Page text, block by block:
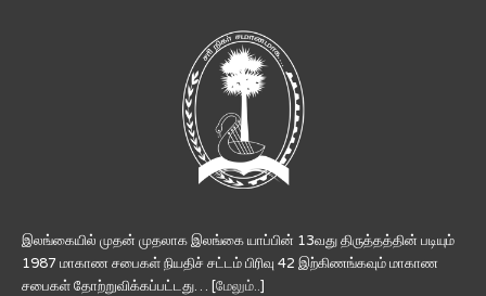
இலங்கையில் முதன் முதலாக இலங்கை யாப்பின் 13வது திருத்தத்தின் படியும்
1987 மாகாண சபைகள் நியதிச் சட்டம் பிரிவு 42 இற்கிணங்கவும் மாகாண
சபைகள் தோற்றுவிக்கப்பட்டது… [மேலும்..]